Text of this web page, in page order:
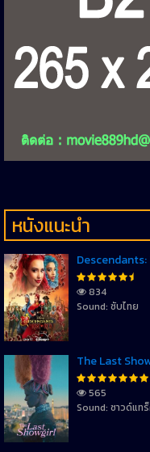
หนังแนะนำ
834
Sound: ซับไทย
The Last
565
Sound: ซาวด์แท